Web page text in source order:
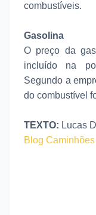
combustíveis.
Gasolina
O preço da
incluído na
Segundo a
do combustível
TEXTO: Lucas
Blog